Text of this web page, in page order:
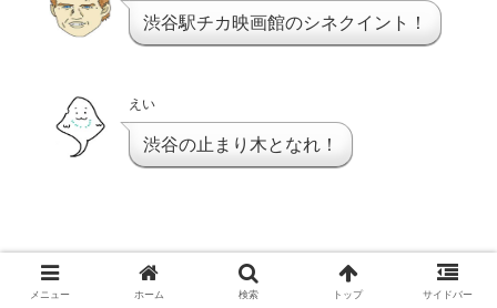
渋谷駅チカ映画館のシネクイント！
えい
渋谷の止まり木となれ！
おしまい
メニュー ホーム 検索 トップ サイドバー